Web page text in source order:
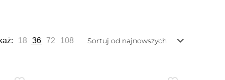
18 36 72 108